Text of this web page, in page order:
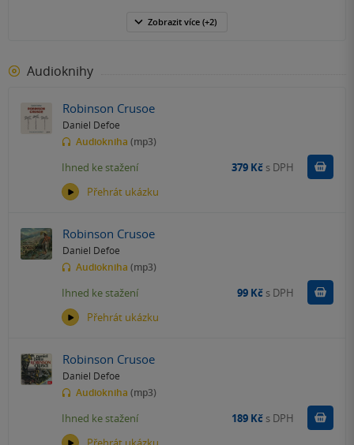
Zobrazit více (+2)
Audioknihy
Robinson Crusoe
Daniel Defoe
Audiokniha (mp3)
Přehrát ukázku
Ihned ke stažení 379 Kč s DPH Koupit
Robinson Crusoe
Daniel Defoe
Audiokniha (mp3)
Přehrát ukázku
Ihned ke stažení 99 Kč s DPH Koupit
Robinson Crusoe
Daniel Defoe
Audiokniha (mp3)
Ihned ke stažení 189 Kč s DPH Koupit